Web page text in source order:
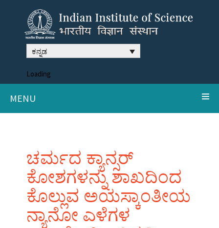
ಕನ್ನಡ
Loading
MENU
ಚರ್ಮದ ಕ್ಯಾನ್ಸರ್
ಕೋಶಗಳನ್ನು ಶಾಖದಿಂದ
ಕೊಲ್ಲುವ ಅಯಸ್ಕಾಂತೀಯ
ನ್ಯಾನೋ ಎಳೆಗಳ